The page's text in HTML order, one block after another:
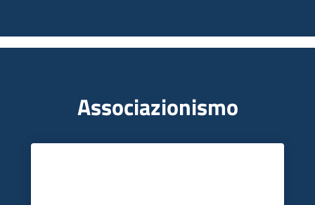
Associazionismo